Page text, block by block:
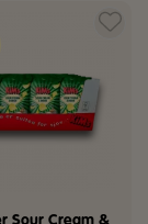
Sour Cream &